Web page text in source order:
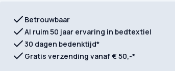
Betrouwbaar
Al ruim 50 jaar ervaring in bedtextiel
30 dagen bedenktijd*
Gratis verzending vanaf € 50,-*